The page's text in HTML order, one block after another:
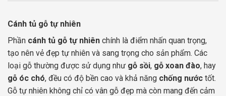
Cánh tủ gỗ tự nhiên
Phần cánh tủ gỗ tự nhiên chính là điểm nhấn quan trọng,
tạo nên vẻ đẹp tự nhiên và sang trọng cho sản phẩm. Các
loại gỗ thường được sử dụng như gỗ sồi, gỗ xoan đào, hay
gỗ óc chó, đều có độ bền cao và khả năng chống nước tốt.
Gỗ tự nhiên không chỉ có vân gỗ đẹp mà còn mang đến cảm